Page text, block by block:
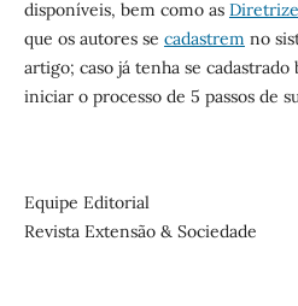
disponíveis, bem como as
que os autores se cadastrem no
artigo; caso já tenha se cadastrado
iniciar o processo de 5 passos de
Equipe Editorial
Revista Extensão & Sociedade